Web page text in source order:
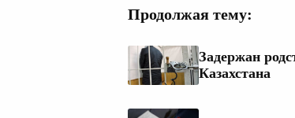
Продолжая тему:
Задержан
Казахстана